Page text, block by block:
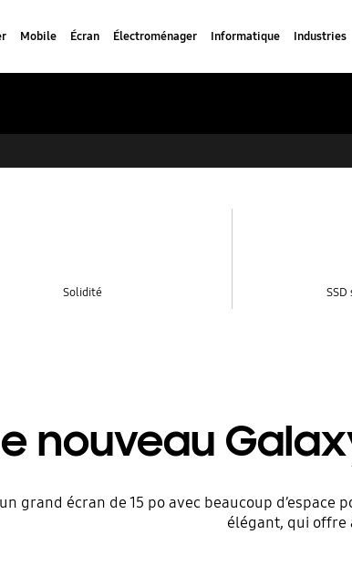
Mobile Écran Électroménager Informatique Industries
Solidité
nouveau
grand écran de 15 po avec beaucoup
élégant, qui offre